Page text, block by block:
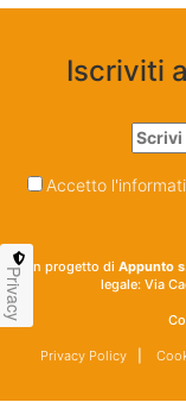
Iscriviti
Accetto
Un progetto di Appunto
legale: Via
Privacy Policy|
Privacy